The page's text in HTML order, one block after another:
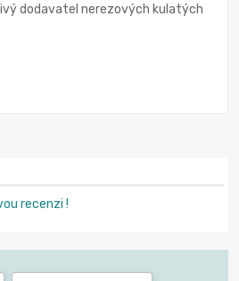
dodavatel nerezových kulatých
recenzi !